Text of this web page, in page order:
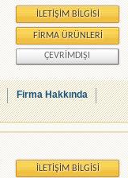
İLETIŞIM BILGISI
FIRMA ÜRÜNLERI
ÇEVRIMDIŞI
Firma Hakkında
İLETIŞIM BILGISI